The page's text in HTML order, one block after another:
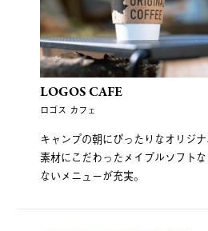
LOGOS CAFE
ロゴス カフェ
キャンプの朝にぴったりなオリジナ
素材にこだわったメイプルソフト
ないメニューが充実。